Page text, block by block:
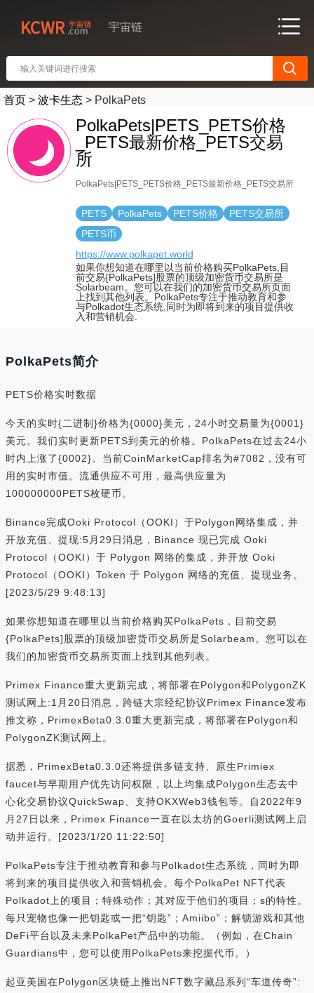
宇宙链
首页 > 波卡生态 > PolkaPets
PolkaPets|PETS_PETS价格
_PETS最新价格_PETS交易
所
PolkaPets|PETS_PETS价格_PETS最新价格_PETS交易所
PETS PolkaPets PETS价格
PETS交易所
PETS币
https://www.polkapet.world
如果你想知道在哪里以当前价格购买PolkaPets,目
前交易{PolkaPets]股票的顶级加密货币交易所是
Solarbeam。您可以在我们的加密货币交易所页面
上找到其他列表。PolkaPets专注于推动教育和参
与Polkadot生态系统,同时为即将到来的项目提供收
入和营销机会.
PolkaPets简介
PETS价格实时数据
今天的实时{二进制}价格为{0000}美元，24小时交易量为{0001}
美元。我们实时更新PETS到美元的价格。PolkaPets在过去24小
时内上涨了{0002}。当前CoinMarketCap排名为#7082，没有可
用的实时市值。流通供应不可用，最高供应量为
100000000PETS枚硬币。
Binance完成Ooki Protocol（OOKI）于Polygon网络集成，并
开放充值、提现:5月29日消息，Binance 现已完成 Ooki
Protocol（OOKI）于 Polygon 网络的集成，并开放 Ooki
Protocol（OOKI）Token 于 Polygon 网络的充值、提现业务。
[2023/5/29 9:48:13]
如果你想知道在哪里以当前价格购买PolkaPets，目前交易
{PolkaPets]股票的顶级加密货币交易所是Solarbeam。您可以在
我们的加密货币交易所页面上找到其他列表。
Primex Finance重大更新完成，将部署在Polygon和PolygonZK
测试网上:1月20日消息，跨链大宗经纪协议Primex Finance发布
推文称，PrimexBeta0.3.0重大更新完成，将部署在Polygon和
PolygonZK测试网上。
据悉，PrimexBeta0.3.0还将提供多链支持、原生Primiex
faucet与早期用户优先访问权限，以上均集成Polygon生态去中
心化交易协议QuickSwap、支持OKXWeb3钱包等。自2022年9
月27日以来，Primex Finance一直在以太坊的Goerli测试网上启
动并运行。[2023/1/20 11:22:50]
PolkaPets专注于推动教育和参与Polkadot生态系统，同时为即
将到来的项目提供收入和营销机会。每个PolkaPet NFT代表
Polkadot上的项目；特殊动作；其对应于他们的项目；s的特性。
每只宠物也像一把钥匙或一把“钥匙”；Amiibo”；解锁游戏和其他
DeFi平台以及未来PolkaPet产品中的功能。（例如，在Chain
Guardians中，您可以使用PolkaPets来挖掘代币。）
起亚美国在Polygon区块链上推出NFT数字藏品系列“车道传奇”: